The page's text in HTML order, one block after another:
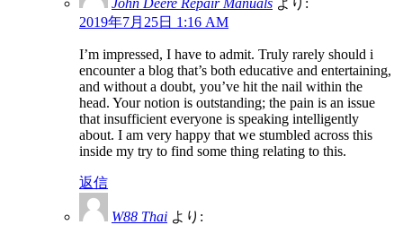
2019年7月25日 1:16 AM
I’m impressed, I have to admit. Truly rarely should i
encounter a blog that’s both educative and entertaining,
and without a doubt, you’ve hit the nail within the
head. Your notion is outstanding; the pain is an issue
that insufficient everyone is speaking intelligently
about. I am very happy that we stumbled across this
inside my try to find some thing relating to this.
返信
W88 Thai より: